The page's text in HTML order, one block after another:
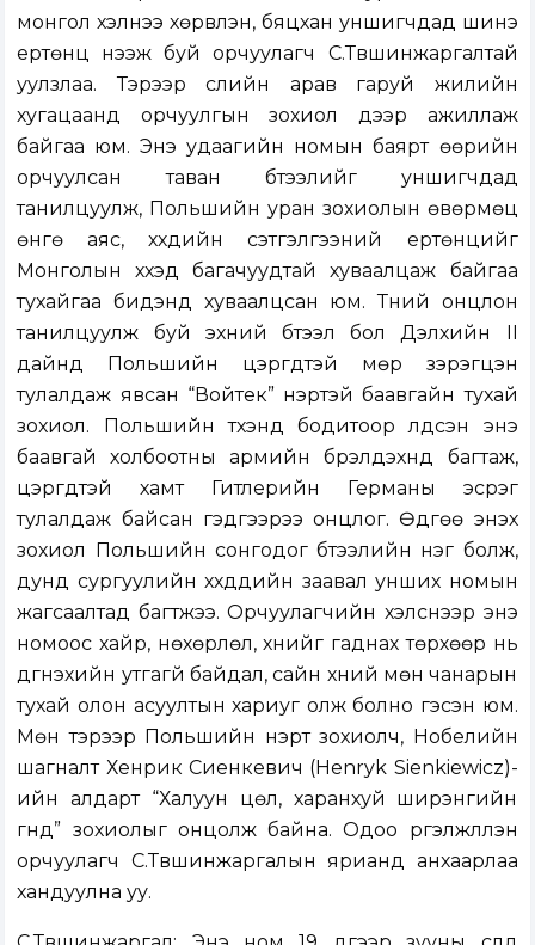
монгол хэлнээ хөрвүүлэн, бяцхан уншигчдад шинэ
ертөнц нээж буй орчуулагч С.Түвшинжаргалтай
уулзлаа. Тэрээр сүүлийн арав гаруй жилийн
хугацаанд орчуулгын зохиол дээр ажиллаж
байгаа юм. Энэ удаагийн номын баярт өөрийн
орчуулсан таван бүтээлийг уншигчдад
танилцуулж, Польшийн уран зохиолын өвөрмөц
өнгө аяс, хүүхдийн сэтгэлгээний ертөнцийг
Монголын хүүхэд багачуудтай хуваалцаж байгаа
тухайгаа бидэнд хуваалцсан юм. Түүний онцлон
танилцуулж буй эхний бүтээл бол Дэлхийн II
дайнд Польшийн цэргүүдтэй мөр зэрэгцэн
тулалдаж явсан “Войтек” нэртэй баавгайн тухай
зохиол. Польшийн түүхэнд бодитоор үлдсэн энэ
баавгай холбоотны армийн бүрэлдэхүүнд багтаж,
цэргүүдтэй хамт Гитлерийн Германы эсрэг
тулалдаж байсан гэдгээрээ онцлог. Өдгөө энэхүү
зохиол Польшийн сонгодог бүтээлийн нэг болж,
дунд сургуулийн хүүхдүүдийн заавал унших номын
жагсаалтад багтжээ. Орчуулагчийн хэлснээр энэ
номоос хайр, нөхөрлөл, хүнийг гаднах төрхөөр нь
дүгнэхийн утгагүй байдал, сайн хүний мөн чанарын
тухай олон асуултын хариуг олж болно гэсэн юм.
Мөн тэрээр Польшийн нэрт зохиолч, Нобелийн
шагналт Хенрик Сиенкевич (Henryk Sienkiewicz)-
ийн алдарт “Халуун цөл, харанхуй ширэнгийн
гүнд” зохиолыг онцолж байна. Одоо үргэлжлүүлэн
орчуулагч С.Түвшинжаргалын ярианд анхаарлаа
хандуулна уу.